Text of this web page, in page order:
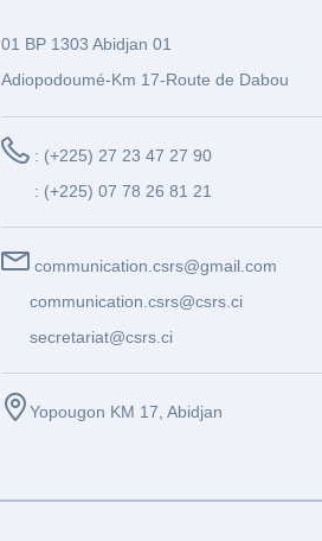
01 BP 1303 Abidjan 01
Adiopodoumé-Km 17-Route de Dabou
: (+225) 27 23 47 27 90
: (+225) 07 78 26 81 21
communication.csrs@gmail.com
communication.csrs@csrs.ci
secretariat@csrs.ci
Yopougon KM 17, Abidjan